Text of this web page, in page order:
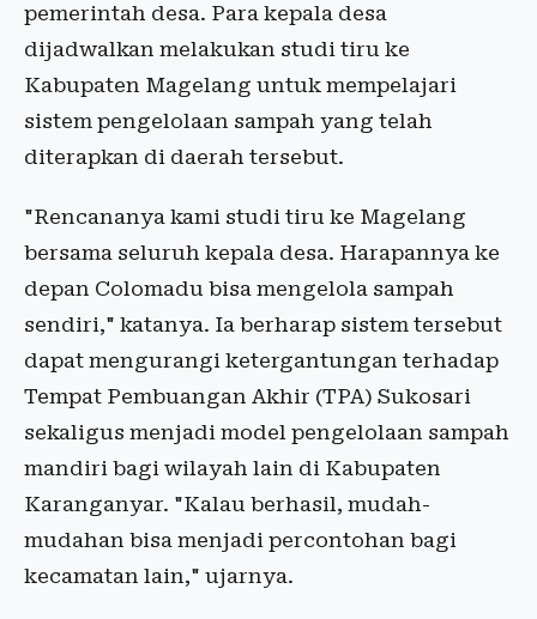
pemerintah desa. Para kepala desa
dijadwalkan melakukan studi tiru ke
Kabupaten Magelang untuk mempelajari
sistem pengelolaan sampah yang telah
diterapkan di daerah tersebut.
"Rencananya kami studi tiru ke Magelang
bersama seluruh kepala desa. Harapannya ke
depan Colomadu bisa mengelola sampah
sendiri," katanya. Ia berharap sistem tersebut
dapat mengurangi ketergantungan terhadap
Tempat Pembuangan Akhir (TPA) Sukosari
sekaligus menjadi model pengelolaan sampah
mandiri bagi wilayah lain di Kabupaten
Karanganyar. "Kalau berhasil, mudah-
mudahan bisa menjadi percontohan bagi
kecamatan lain," ujarnya.